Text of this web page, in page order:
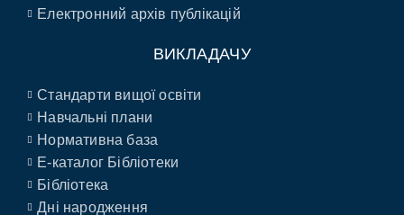
Електронний архів публікацій
ВИКЛАДАЧУ
Стандарти вищої освіти
Навчальні плани
Нормативна база
E-каталог Бібліотеки
Бібліотека
Дні народження